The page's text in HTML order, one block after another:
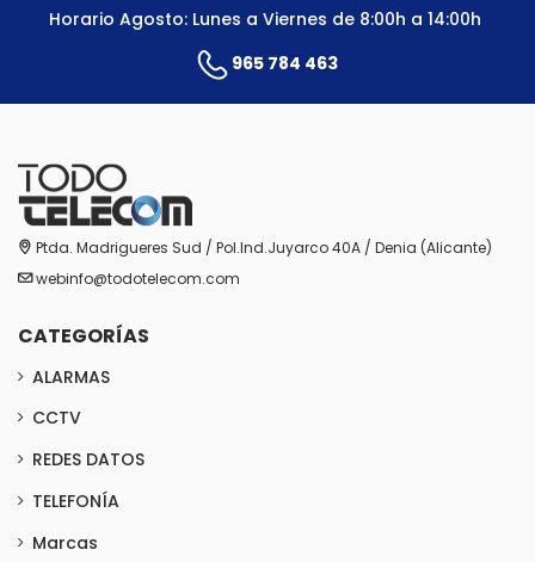
Horario Agosto: Lunes a Viernes de 8:00h a 14:00h
965 784 463
Ptda. Madrigueres Sud / Pol.Ind.Juyarco 40A / Denia (Alicante)
webinfo@todotelecom.com
CATEGORÍAS
ALARMAS
CCTV
REDES DATOS
TELEFONÍA
Marcas